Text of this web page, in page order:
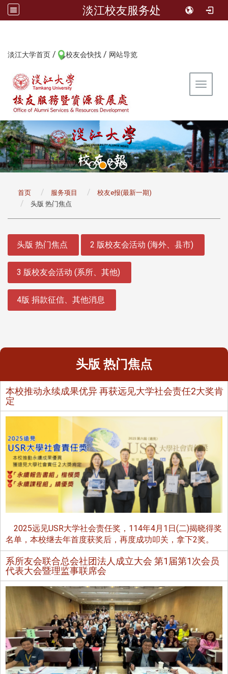
淡江校友服务处
淡江大学首页 / 校友会快找 / 网站导览
Toggle
首页 服务项目
校友e报(最新一期)
头版 热门焦点
头版 热门焦点 2 版校友会活动 (海外、县市)
3 版校友会活动 (系所、其他)
4版 捐款征信、其他消息
头版 热门焦点
本校推动永续成果优异 再获远见大学社会责任2大奖肯
定
2025远见USR大学社会责任奖，114年4月1日(二)揭晓得奖
名单，本校继去年首度获奖后，再度成功叩关，拿下2奖。
系所友会联合总会社团法人成立大会 第1届第1次会员
代表大会暨理监事联席会